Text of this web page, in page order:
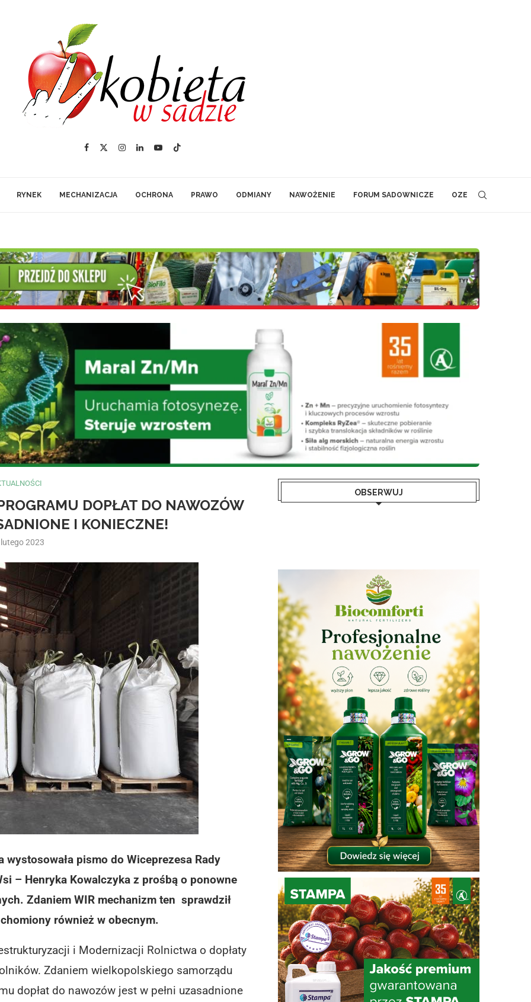
RYNEK MECHANIZACJA OCHRONA PRAWO ODMIANY NAWOŻENIE FORUM SADOWNICZE OZE
DOPŁAT DO NAWOZÓW
I KONIECZNE!
2023
pismo do Wiceprezesa Rady
– Henryka Kowalczyka z prośbą o ponowne
Zdaniem WIR mechanizm ten sprawdził
również w obecnym.
i Modernizacji Rolnictwa o dopłaty
Zdaniem wielkopolskiego samorządu
dopłat do nawozów jest w pełni uzasadnione
OBSERWUJ